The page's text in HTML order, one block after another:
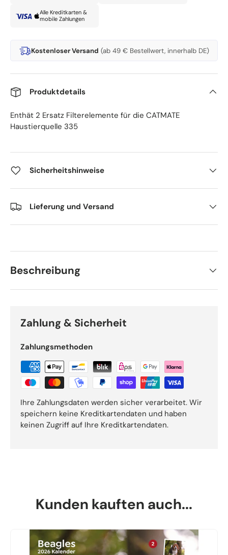
Alle Kreditkarten &
mobile Zahlungen
Kostenloser Versand (ab 49 € Bestellwert, innerhalb DE)
Produktdetails
Enthät 2 Ersatz Filterelemente für die CATMATE
Haustierquelle 335
Sicherheitshinweise
Lieferung und Versand
Beschreibung
Zahlung & Sicherheit
Zahlungsmethoden
Ihre Zahlungsdaten werden sicher verarbeitet. Wir
speichern keine Kreditkartendaten und haben
keinen Zugriff auf Ihre Kreditkartendaten.
Kunden kauften auch...